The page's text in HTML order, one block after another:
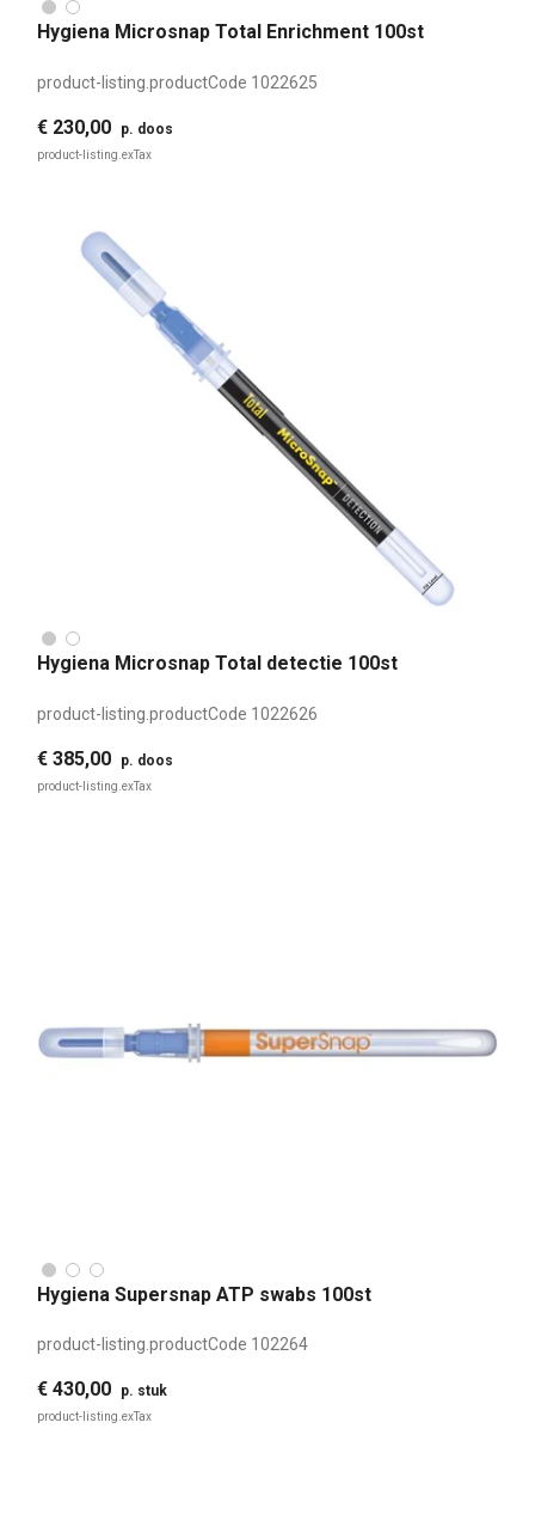
Hygiena Microsnap Total Enrichment 100st
product-listing.productCode 1022625
€ 230,00 p. doos
product-listing.exTax
Hygiena Microsnap Total detectie 100st
product-listing.productCode 1022626
€ 385,00 p. doos
product-listing.exTax
Hygiena Supersnap ATP swabs 100st
product-listing.productCode 102264
€ 430,00 p. stuk
product-listing.exTax